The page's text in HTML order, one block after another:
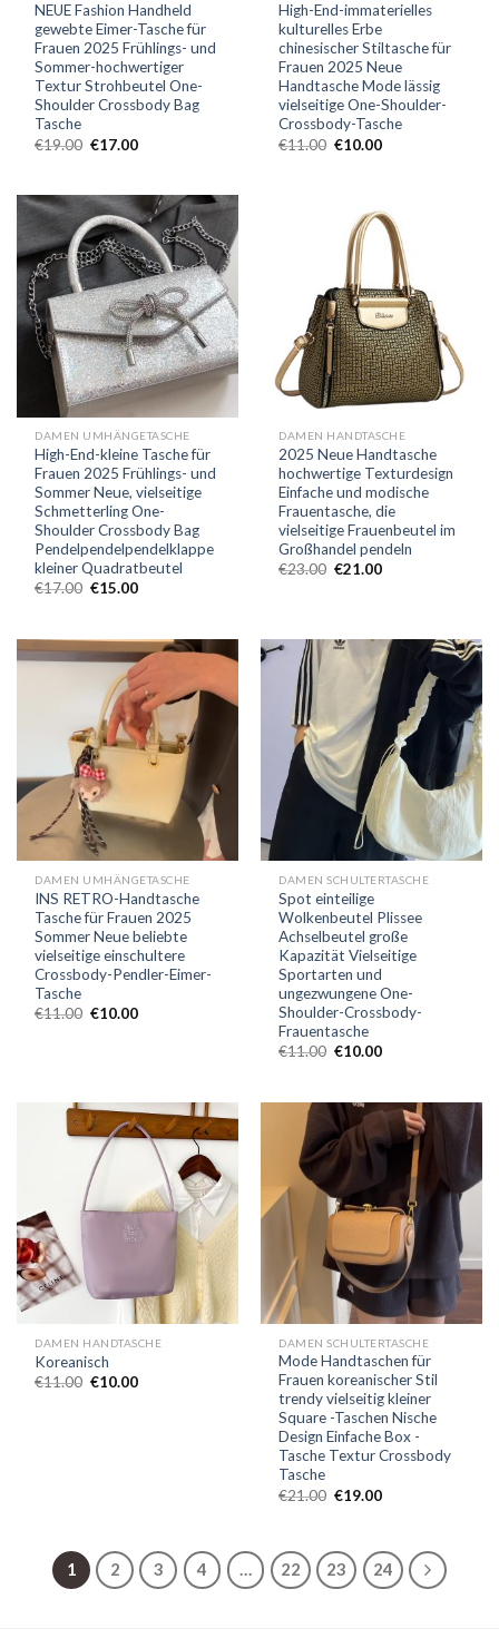
NEUE Fashion Handheld
gewebte Eimer-Tasche für
Frauen 2025 Frühlings- und
Sommer-hochwertiger
Textur Strohbeutel One-
Shoulder Crossbody Bag
Tasche
€19.00 €17.00
High-End-immaterielles
kulturelles Erbe
chinesischer Stiltasche für
Frauen 2025 Neue
Handtasche Mode lässig
vielseitige One-Shoulder-
Crossbody-Tasche
€11.00 €10.00
DAMEN UMHÄNGETASCHE
High-End-kleine Tasche für
Frauen 2025 Frühlings- und
Sommer Neue, vielseitige
Schmetterling One-
Shoulder Crossbody Bag
Pendelpendelpendelklappe
kleiner Quadratbeutel
€17.00 €15.00
DAMEN HANDTASCHE
2025 Neue Handtasche
hochwertige Texturdesign
Einfache und modische
Frauentasche, die
vielseitige Frauenbeutel im
Großhandel pendeln
€23.00 €21.00
DAMEN UMHÄNGETASCHE
INS RETRO-Handtasche
Tasche für Frauen 2025
Sommer Neue beliebte
vielseitige einschultere
Crossbody-Pendler-Eimer-
Tasche
€11.00 €10.00
DAMEN SCHULTERTASCHE
Spot einteilige
Wolkenbeutel Plissee
Achselbeutel große
Kapazität Vielseitige
Sportarten und
ungezwungene One-
Shoulder-Crossbody-
Frauentasche
€11.00 €10.00
DAMEN HANDTASCHE
Koreanisch
€11.00 €10.00
DAMEN SCHULTERTASCHE
Mode Handtaschen für
Frauen koreanischer Stil
trendy vielseitig kleiner
Square -Taschen Nische
Design Einfache Box -
Tasche Textur Crossbody
Tasche
€21.00 €19.00
1 2 3 4 … 22 23 24